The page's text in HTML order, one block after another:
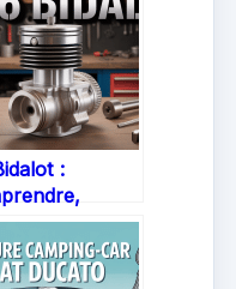
:
et
un kit
performant